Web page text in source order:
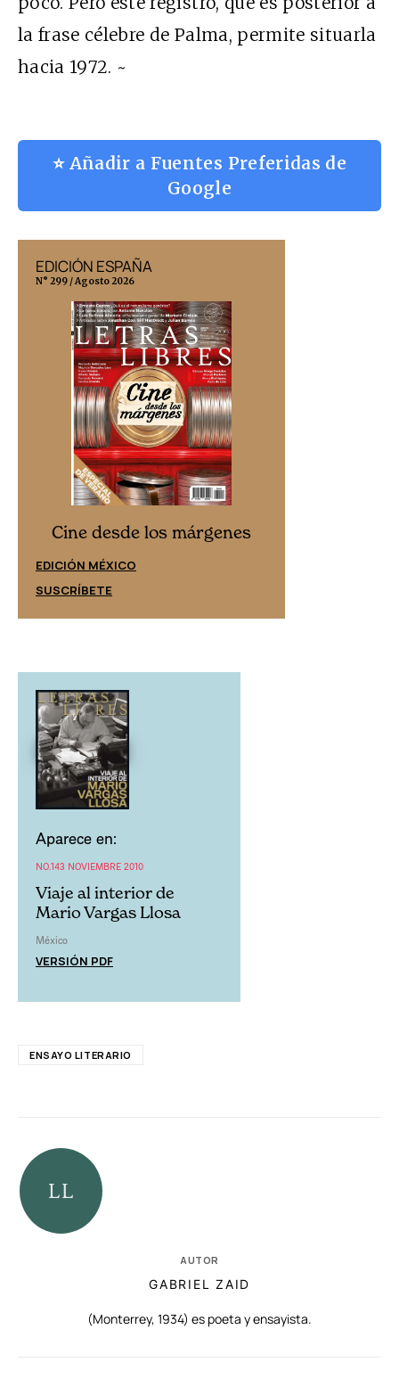
la frase célebre de Palma, permite situarla
hacia 1972. ~
⭐ Añadir a Fuentes Preferidas de
Google
EDICIÓN ESPAÑA
N° 299 / Agosto 2026
Cine desde los márgenes
EDICIÓN MÉXICO
SUSCRÍBETE
Aparece en:
NO.143 NOVIEMBRE 2010
Viaje al interior de
Mario Vargas Llosa
México
VERSIÓN PDF
ENSAYO LITERARIO
AUTOR
GABRIEL ZAID
(Monterrey, 1934) es poeta y ensayista.